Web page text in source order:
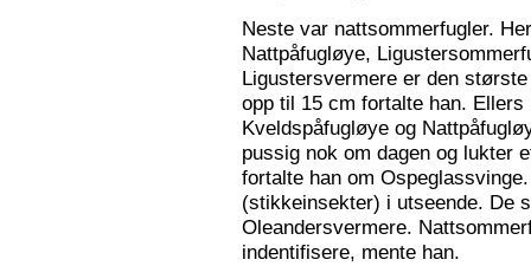
Neste var nattsommerfugler.
Nattpåfugløye,
Ligustersvermere er den
opp til 15 cm fortalte han.
Kveldspåfugløye og
pussig nok om dagen og lukter
fortalte han om
(stikkeinsekter) i utseende. De
Oleandersvermere.
indentifisere, mente han.